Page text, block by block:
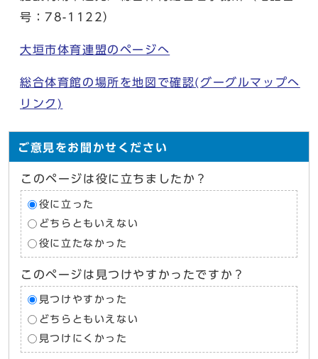
号：78-1122）
大垣市体育連盟のページへ
総合体育館の場所を地図で確認(グーグルマップへ
リンク)
ご意見をお聞かせください
このページは役に立ちましたか？
役に立った
どちらともいえない
役に立たなかった
このページは見つけやすかったですか？
見つけやすかった
どちらともいえない
見つけにくかった